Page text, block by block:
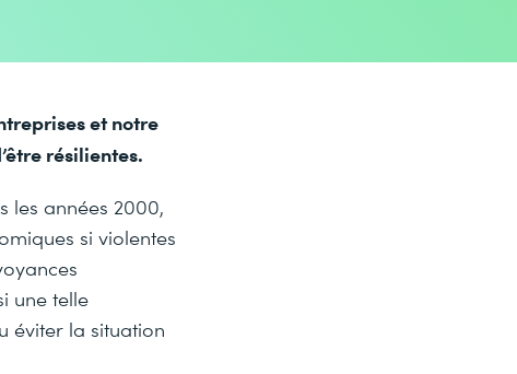
et notre
résilientes.
les années 2000,
si violentes
une telle
éviter la situation